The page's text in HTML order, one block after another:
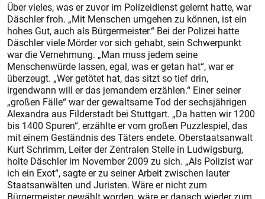
Über vieles, was er zuvor im Polizeidienst gelernt hatte, war
Däschler froh. „Mit Menschen umgehen zu können, ist ein
hohes Gut, auch als Bürgermeister.“ Bei der Polizei hatte
Däschler viele Mörder vor sich gehabt, sein Schwerpunkt
war die Vernehmung. „Man muss jedem seine
Menschenwürde lassen, egal, was er getan hat“, war er
überzeugt. „Wer getötet hat, das sitzt so tief drin,
irgendwann will er das jemandem erzählen.“ Einer seiner
„großen Fälle“ war der gewaltsame Tod der sechsjährigen
Alexandra aus Filderstadt bei Stuttgart. „Da hatten wir 1200
bis 1400 Spuren“, erzählte er vom großen Puzzlespiel, das
mit einem Geständnis des Täters endete. Oberstaatsanwalt
Kurt Schrimm, Leiter der Zentralen Stelle in Ludwigsburg,
holte Däschler im November 2009 zu sich. „Als Polizist war
ich ein Exot“, sagte er zu seiner Arbeit zwischen lauter
Staatsanwälten und Juristen. Wäre er nicht zum